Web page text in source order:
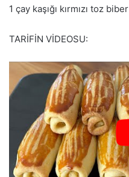
1 çay kaşığı kırmızı toz biber
TARİFİN VİDEOSU: